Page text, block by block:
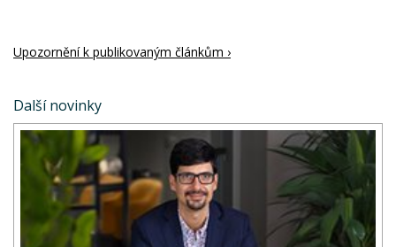
Upozornění k publikovaným článkům ›
Další novinky